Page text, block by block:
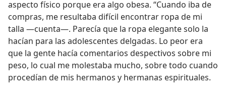
aspecto físico porque era algo obesa. “Cuando iba de
compras, me resultaba difícil encontrar ropa de mi
talla —cuenta—. Parecía que la ropa elegante solo la
hacían para las adolescentes delgadas. Lo peor era
que la gente hacía comentarios despectivos sobre mi
peso, lo cual me molestaba mucho, sobre todo cuando
procedían de mis hermanos y hermanas espirituales.